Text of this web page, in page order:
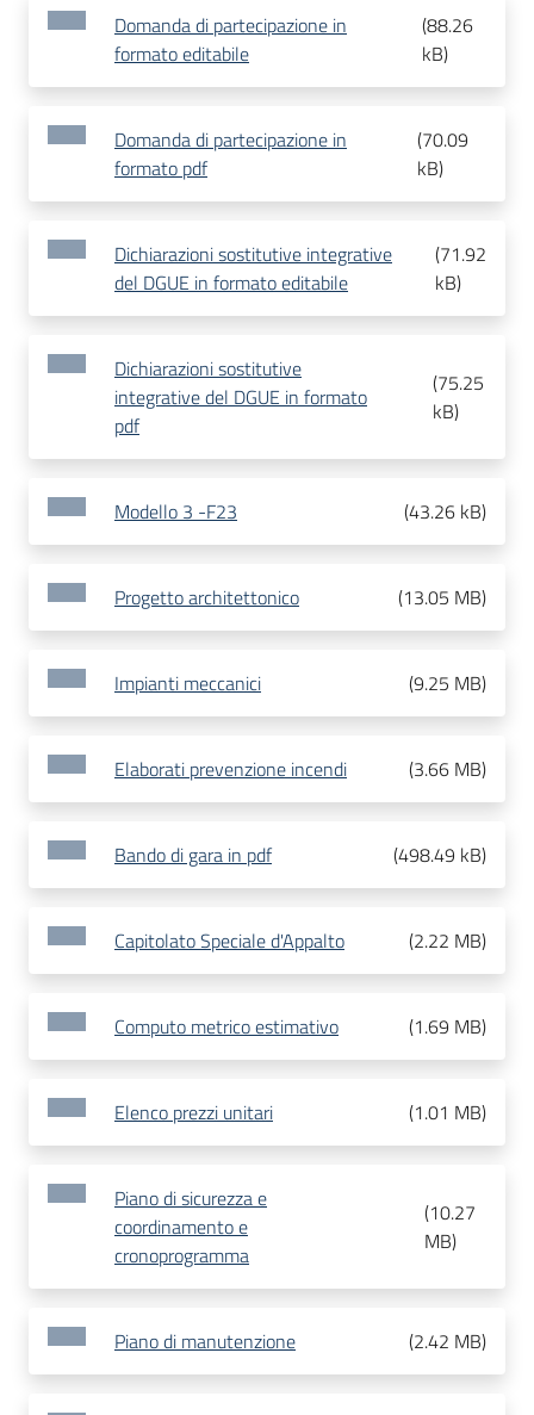
Domanda di partecipazione in
formato editabile
(88.26
kB)
Domanda di partecipazione in
formato pdf
(70.09
kB)
Dichiarazioni sostitutive integrative
del DGUE in formato editabile
(71.92
kB)
Dichiarazioni sostitutive
integrative del DGUE in formato
pdf
(75.25
kB)
Modello 3 -F23 (43.26 kB)
Progetto architettonico (13.05 MB)
Impianti meccanici (9.25 MB)
Elaborati prevenzione incendi (3.66 MB)
Bando di gara in pdf (498.49 kB)
Capitolato Speciale d'Appalto (2.22 MB)
Computo metrico estimativo (1.69 MB)
Elenco prezzi unitari (1.01 MB)
Piano di sicurezza e
coordinamento e
cronoprogramma
(10.27
MB)
Piano di manutenzione (2.42 MB)